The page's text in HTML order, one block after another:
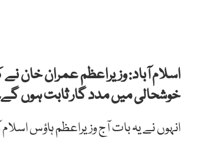
اسلام آباد: وزیراعظم عمران
خوشحالی میں مدد گار ثابت ہوں
انہوں نے یہ بات آج وزیراعظم ہاؤس